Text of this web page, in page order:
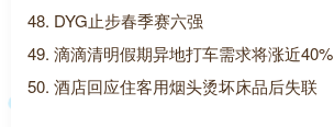
48. DYG止步春季赛六强
49. 滴滴清明假期异地打车需求将涨近40%
50. 酒店回应住客用烟头烫坏床品后失联